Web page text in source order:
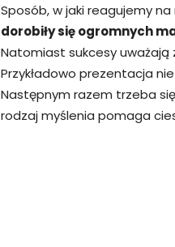
Sposób, w jaki reagujemy
dorobiły się ogromnych
Natomiast sukcesy uważają
Przykładowo prezentacja
Następnym razem trzeba
rodzaj myślenia pomaga